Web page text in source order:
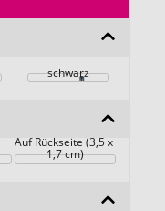
schwarz
Auf Rückseite (3,5 x
1,7 cm)